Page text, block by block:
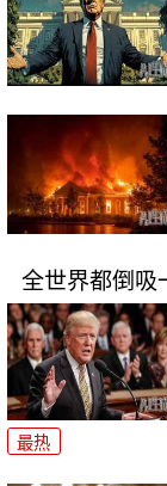
全世界都倒吸
最热